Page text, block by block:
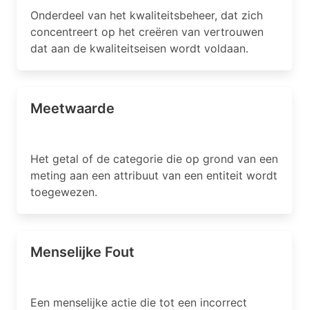
Onderdeel van het kwaliteitsbeheer, dat zich
concentreert op het creëren van vertrouwen
dat aan de kwaliteitseisen wordt voldaan.
Meetwaarde
Het getal of de categorie die op grond van een
meting aan een attribuut van een entiteit wordt
toegewezen.
Menselijke Fout
Een menselijke actie die tot een incorrect